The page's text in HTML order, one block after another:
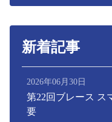
新着記事
2026年06月30日
第22回ブレース
要